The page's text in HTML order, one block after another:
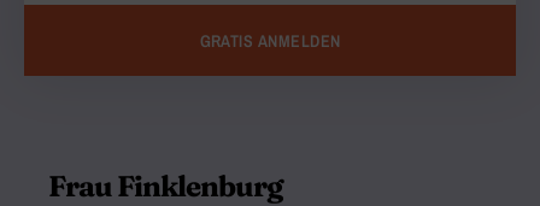
GRATIS ANMELDEN
Frau Finklenburg